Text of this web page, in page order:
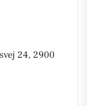
24, 2900